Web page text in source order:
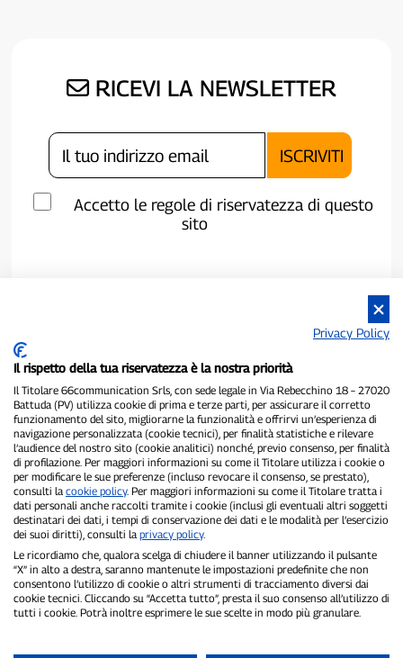
RICEVI LA NEWSLETTER
Accetto le regole di riservatezza di questo
sito
P300.it è una Testata Giornalistica indipendente
Registrazione numero 1/2021 del 1/2/2021 - Tribunale di Pavia
Proprietario ed editore:66communication Srls- P.IVA
02798890188
Direttore Responsabile:Alessandro Secchi- Vicedirettore:Federico
Benedusi
Privacy Policy-Cookie Policy
"Se è successo davvero, lo trovi su P300.it"
Copyright © P300.it 2012-2026
Privacy Policy
Il rispetto della tua riservatezza è la nostra priorità
Il Titolare 66communication Srls, con sede legale in Via Rebecchino 18 – 27020
Battuda (PV) utilizza cookie di prima e terze parti, per assicurare il corretto
funzionamento del sito, migliorarne la funzionalità e offrirvi un’esperienza di
navigazione personalizzata (cookie tecnici), per finalità statistiche e rilevare
l’audience del nostro sito (cookie analitici) nonché, previo consenso, per finalità
di profilazione. Per maggiori informazioni su come il Titolare utilizza i cookie o
per modificare le sue preferenze (incluso revocare il consenso, se prestato),
consulti la cookie policy. Per maggiori informazioni su come il Titolare tratta i
dati personali anche raccolti tramite i cookie (inclusi gli eventuali altri soggetti
destinatari dei dati, i tempi di conservazione dei dati e le modalità per l’esercizio
dei suoi diritti), consulti la privacy policy.
Le ricordiamo che, qualora scelga di chiudere il banner utilizzando il pulsante
“X” in alto a destra, saranno mantenute le impostazioni predefinite che non
consentono l’utilizzo di cookie o altri strumenti di tracciamento diversi dai
cookie tecnici. Cliccando su “Accetta tutto”, presta il suo consenso all’utilizzo di
tutti i cookie. Potrà inoltre esprimere le sue scelte in modo più granulare.